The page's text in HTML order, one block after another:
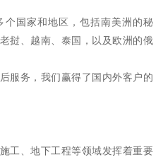
个国家和地区，包括南美洲的秘
挝、越南、泰国，以及欧洲的俄
服务，我们赢得了国内外客户的
工、地下工程等领域发挥着重要